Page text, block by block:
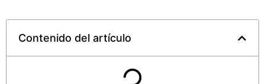
Contenido del artículo